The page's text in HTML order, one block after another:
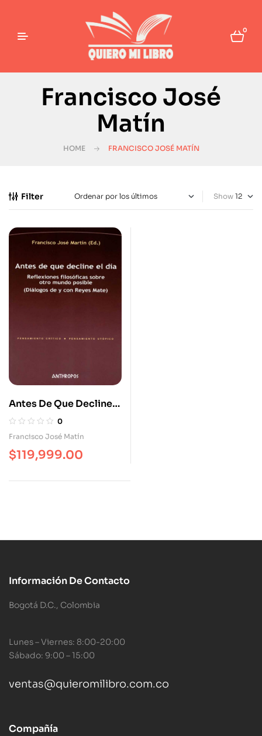
0
Francisco José
Matín
HOME FRANCISCO JOSÉ MATÍN
Filter Show
Antes De Que Decline
El Día Reflexiones
Filosóficas Sobre Otro
0
Francisco José Matín
$119,999.00
Información De Contacto
Bogotá D.C., Colombia
Lunes – Viernes: 8:00-20:00
Sábado: 9:00 – 15:00
ventas@quieromilibro.com.co
Compañía